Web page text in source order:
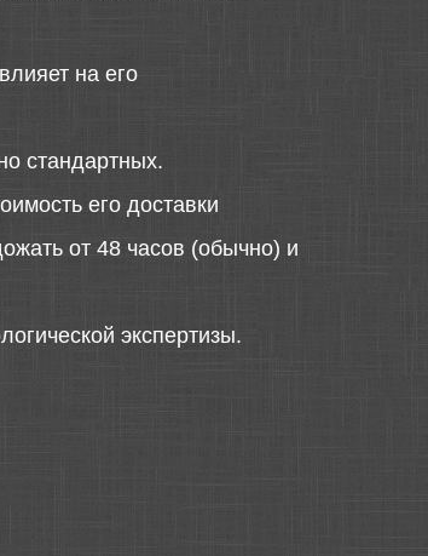
на его
стандартных.
его доставки
от 48 часов (обычно) и
экспертизы.